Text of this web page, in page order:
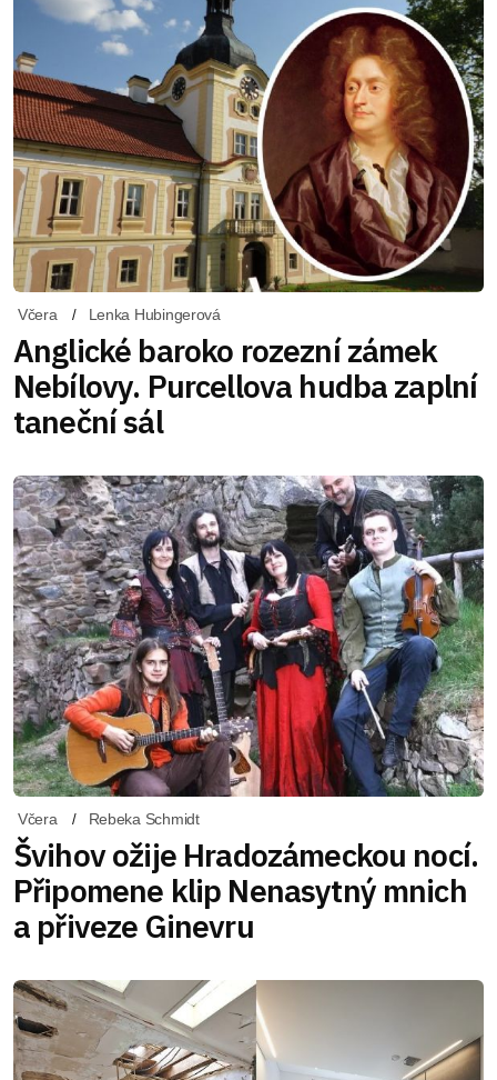
Včera Lenka Hubingerová
Anglické baroko rozezní zámek
Nebílovy. Purcellova hudba zaplní
taneční sál
Včera Rebeka Schmidt
Švihov ožije Hradozámeckou nocí.
Připomene klip Nenasytný mnich
a přiveze Ginevru